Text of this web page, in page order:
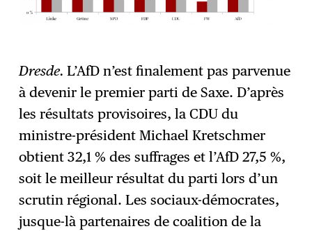
Dresde.L’AfD n’est finalement pas parvenue
à devenir le premier parti de Saxe. D’après
les résultats provisoires, la CDU du
ministre-président Michael Kretschmer
obtient 32,1 % des suffrages et l’AfD 27,5 %,
soit le meilleur résultat du parti lors d’un
scrutin régional. Les sociaux-démocrates,
jusque-là partenaires de coalition de la